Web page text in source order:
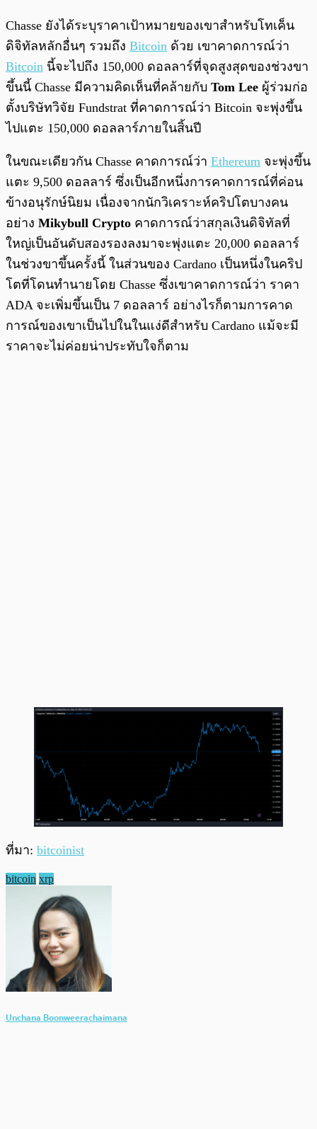
Chasse ยังได้ระบุราคาเป้าหมายของเขาสำหรับโทเค็น
ดิจิทัลหลักอื่นๆ รวมถึง Bitcoin ด้วย เขาคาดการณ์ว่า
Bitcoin นี้จะไปถึง 150,000 ดอลลาร์ที่จุดสูงสุดของช่วงขา
ขึ้นนี้ Chasse มีความคิดเห็นที่คล้ายกับ Tom Lee ผู้ร่วมก่อ
ตั้งบริษัทวิจัย Fundstrat ที่คาดการณ์ว่า Bitcoin จะพุ่งขึ้น
ไปแตะ 150,000 ดอลลาร์ภายในสิ้นปี
ในขณะเดียวกัน Chasse คาดการณ์ว่า Ethereum จะพุ่งขึ้น
แตะ 9,500 ดอลลาร์ ซึ่งเป็นอีกหนึ่งการคาดการณ์ที่ค่อน
ข้างอนุรักษ์นิยม เนื่องจากนักวิเคราะห์คริปโตบางคน
อย่าง Mikybull Crypto คาดการณ์ว่าสกุลเงินดิจิทัลที่
ใหญ่เป็นอันดับสองรองลงมาจะพุ่งแตะ 20,000 ดอลลาร์
ในช่วงขาขึ้นครั้งนี้ ในส่วนของ Cardano เป็นหนึ่งในคริป
โตที่โดนทำนายโดย Chasse ซึ่งเขาคาดการณ์ว่า ราคา
ADA จะเพิ่มขึ้นเป็น 7 ดอลลาร์ อย่างไรก็ตามการคาด
การณ์ของเขาเป็นไปในในแง่ดีสำหรับ Cardano แม้จะมี
ราคาจะไม่ค่อยน่าประทับใจก็ตาม
ที่มา: bitcoinist
bitcoin xrp
Unchana Boonweerachaimana